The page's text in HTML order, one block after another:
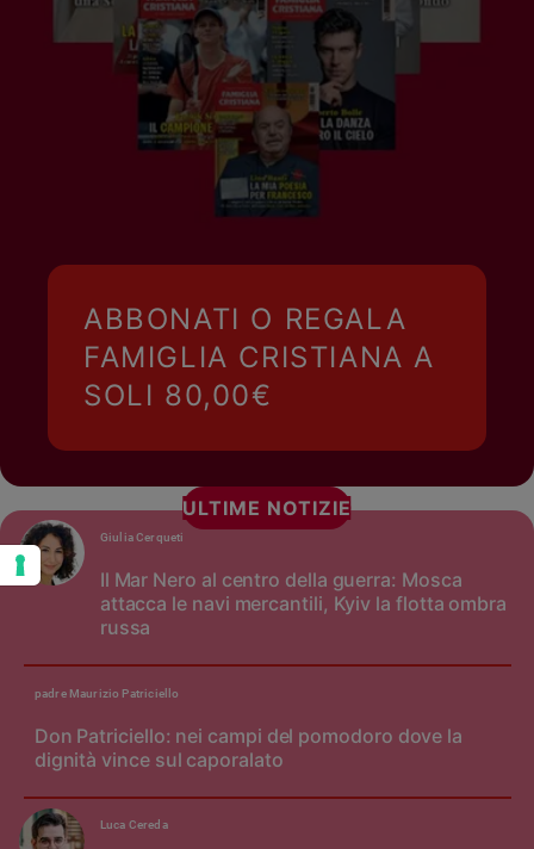
ABBONATI O REGALA
FAMIGLIA CRISTIANA A
SOLI 80,00€
ULTIME NOTIZIE
Il Mar Nero al centro della guerra: Mosca
attacca le navi mercantili, Kyiv la flotta ombra
russa
Giulia Cerqueti
Don Patriciello: nei campi del pomodoro dove la
dignità vince sul caporalato
padre Maurizio Patriciello
Luca Cereda